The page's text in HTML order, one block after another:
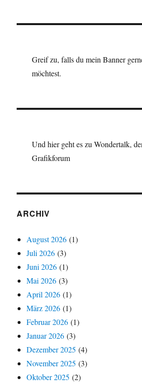
Greif zu, falls du mein Banner
möchtest.
Und hier geht es zu Wondertalk,
Grafikforum
ARCHIV
August 2026 (1)
Juli 2026 (3)
Juni 2026 (1)
Mai 2026 (3)
April 2026 (1)
März 2026 (1)
Februar 2026 (1)
Januar 2026 (3)
Dezember 2025 (4)
November 2025 (3)
Oktober 2025 (2)